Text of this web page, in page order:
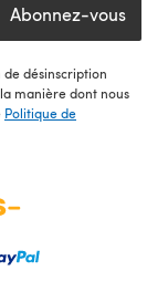
Abonnez-vous
de désinscription
manière dont nous
Politique de